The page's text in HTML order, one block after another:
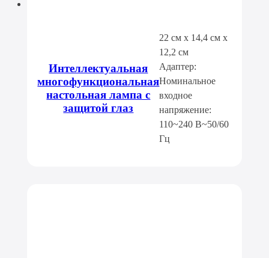
Интеллектуальная
многофункциональная
настольная лампа с
защитой глаз
22 см x 14,4 см x
12,2 см
Адаптер:
Номинальное
входное
напряжение:
110~240 В~50/60
Гц